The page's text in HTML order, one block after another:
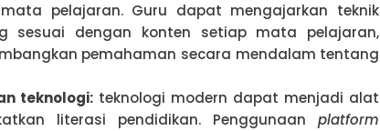
pelajaran. Guru dapat mengajarkan teknik
sesuai dengan konten setiap mata pelajaran,
pemahaman secara mendalam tentang
teknologi:teknologi modern dapat menjadi alat
literasi pendidikan. Penggunaanplatform